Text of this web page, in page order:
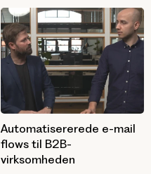
Automatisererede e-mail
flows til B2B-
virksomheden